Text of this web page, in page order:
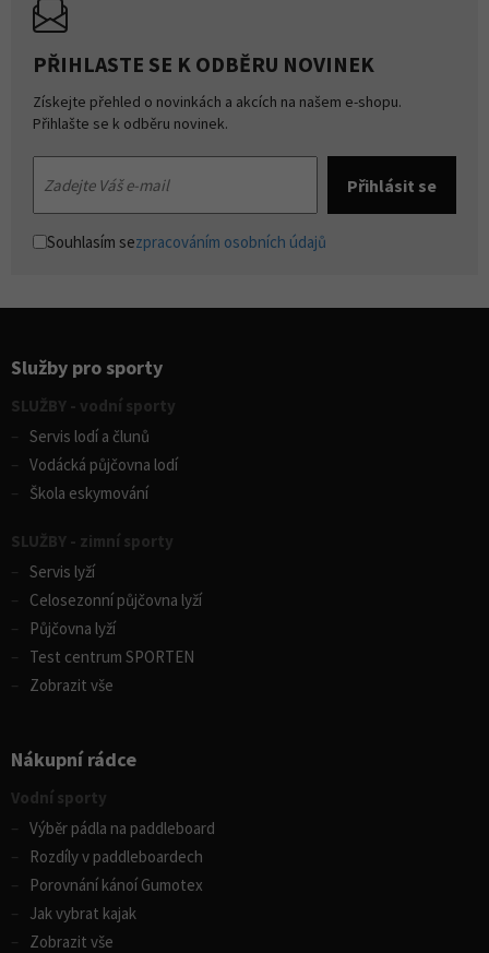
PŘIHLASTE SE K ODBĚRU NOVINEK
Získejte přehled o novinkách a akcích na našem e-shopu.
Přihlašte se k odběru novinek.
Souhlasím sezpracováním osobních údajů
Služby pro sporty
SLUŽBY - vodní sporty
Servis lodí a člunů
Vodácká půjčovna lodí
Škola eskymování
SLUŽBY - zimní sporty
Servis lyží
Celosezonní půjčovna lyží
Půjčovna lyží
Test centrum SPORTEN
Zobrazit vše
Nákupní rádce
Vodní sporty
Výběr pádla na paddleboard
Rozdíly v paddleboardech
Porovnání kánoí Gumotex
Jak vybrat kajak
Zobrazit vše